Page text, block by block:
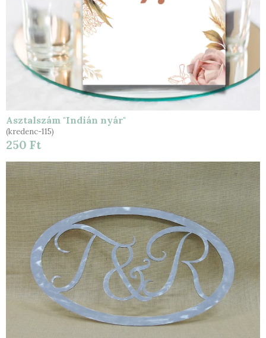
Asztalszám "Indián nyár"
(kredenc-115)
250 Ft